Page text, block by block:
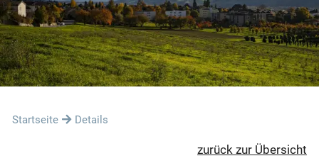
Startseite Details
zurück zur Übersicht